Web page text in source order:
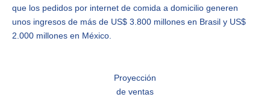
que los pedidos por internet de comida a domicilio generen
unos ingresos de más de US$ 3.800 millones en Brasil y US$
2.000 millones en México.
Proyección
de ventas